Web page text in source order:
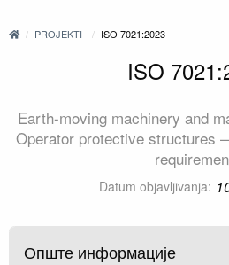
PROJEKTI ISO 7021:2023
ISO
Earth-moving machinery and
Operator protective structures
Datum objavljivanja:
Опште информације